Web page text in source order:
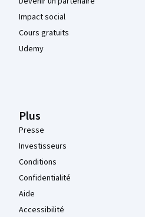
Impact social
Cours gratuits
Udemy
Plus
Presse
Investisseurs
Conditions
Confidentialité
Aide
Accessibilité